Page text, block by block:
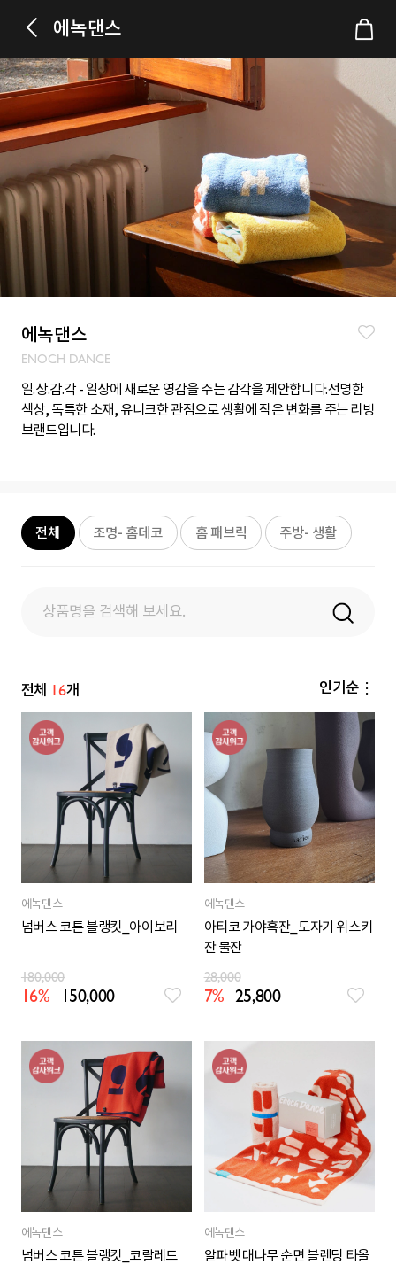
에녹댄스
에녹댄스
ENOCH DANCE
일.상.감.각 - 일상에 새로운 영감을 주는 감각을 제안합니다.선명한
색상, 독특한 소재, 유니크한 관점으로 생활에 작은 변화를 주는 리빙
브랜드입니다.
전체 조명- 홈데코 홈 패브릭 주방- 생활
전체 16개 인기순
에녹댄스
넘버스 코튼 블랭킷_아이보리
180,000
16% 150,000
에녹댄스
아티코 가야흑잔_도자기 위스키
잔 물잔
28,000
7% 25,800
에녹댄스
넘버스 코튼 블랭킷_코랄레드
에녹댄스
알파벳 대나무 순면 블렌딩 타올